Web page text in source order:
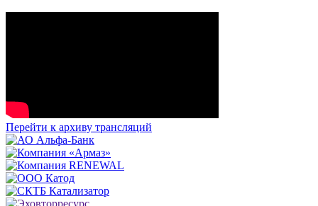
Перейти к архиву трансляций